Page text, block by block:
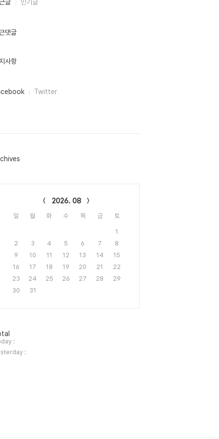
글 인기글
댓글
사항
Twitter
2026. 08
일 월 화 수 목 금 토
1
2
3 4 5 6 7
8
9
10 11 12 13 14
15
16
17 18 19 20 21
22
23
24 25 26 27 28
29
30
31
:
: